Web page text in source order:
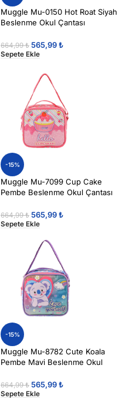
Muggle Mu-0150 Hot Roat Siyah
Beslenme Okul Çantası
664,99₺ 565,99₺
Sepete Ekle
-15%
Muggle Mu-7099 Cup Cake
Pembe Beslenme Okul Çantası
664,99₺ 565,99₺
Sepete Ekle
-15%
Muggle Mu-8782 Cute Koala
Pembe Mavi Beslenme Okul
664,99₺ 565,99₺
Sepete Ekle